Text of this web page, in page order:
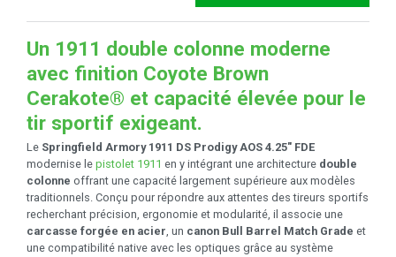
Un 1911 double colonne moderne
avec finition Coyote Brown
Cerakote® et capacité élevée pour le
tir sportif exigeant.
Le Springfield Armory 1911 DS Prodigy AOS 4.25" FDE
modernise le pistolet 1911 en y intégrant une architecture double
colonne offrant une capacité largement supérieure aux modèles
traditionnels. Conçu pour répondre aux attentes des tireurs sportifs
recherchant précision, ergonomie et modularité, il associe une
carcasse forgée en acier, un canon Bull Barrel Match Grade et
une compatibilité native avec les optiques grâce au système